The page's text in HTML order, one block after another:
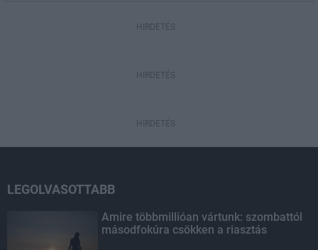
HIRDETÉS
HIRDETÉS
HIRDETÉS
LEGOLVASOTTABB
Amire többmillióan vártunk: szombattól
másodfokúra csökken a riasztás